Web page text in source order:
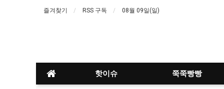
즐겨찾기 RSS 구독 08월 09일(일)
핫이슈 쭉쭉빵빵